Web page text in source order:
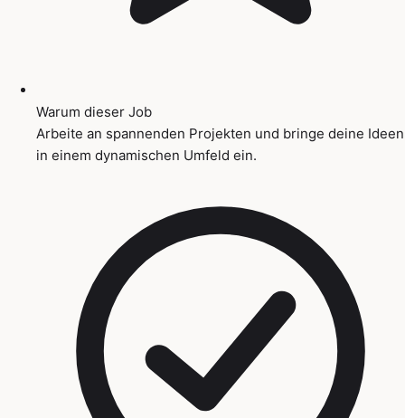
Warum dieser Job
Arbeite an spannenden Projekten und bringe deine Ideen
in einem dynamischen Umfeld ein.